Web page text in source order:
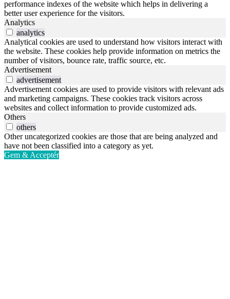
performance indexes of the website which helps in delivering a
better user experience for the visitors.
Analytics
analytics
Analytical cookies are used to understand how visitors interact with
the website. These cookies help provide information on metrics the
number of visitors, bounce rate, traffic source, etc.
Advertisement
advertisement
Advertisement cookies are used to provide visitors with relevant ads
and marketing campaigns. These cookies track visitors across
websites and collect information to provide customized ads.
Others
others
Other uncategorized cookies are those that are being analyzed and
have not been classified into a category as yet.
Gem & Acceptér